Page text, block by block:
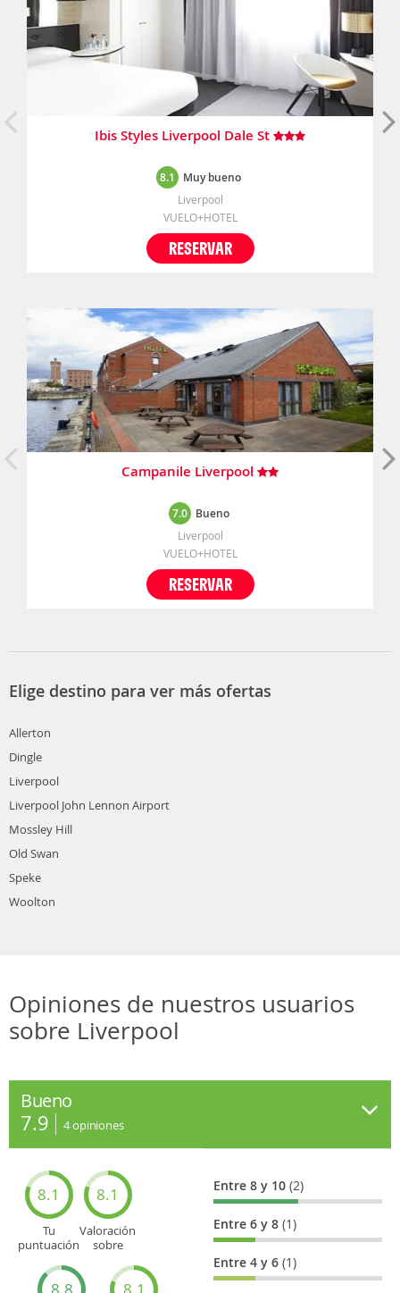
Ibis Styles Liverpool Dale St
8.1 Muy bueno
Liverpool
VUELO+HOTEL
RESERVAR
Campanile Liverpool
7.0 Bueno
Liverpool
VUELO+HOTEL
RESERVAR
Elige destino para ver más ofertas
Allerton
Dingle
Liverpool
Liverpool John Lennon Airport
Mossley Hill
Old Swan
Speke
Woolton
Opiniones de nuestros usuarios
sobre Liverpool
Bueno
7.9 4opiniones
8.1
Tu
puntuación
8.1
Valoración
sobre
Entre 8 y 10(2)
Entre 6 y 8(1)
Entre 4 y 6(1)